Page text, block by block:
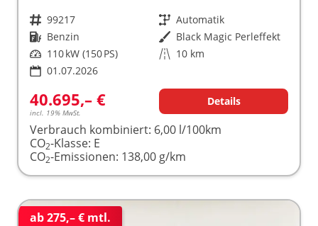
Fahrzeugnr. 99217 Getriebe Automatik
Kraftstoff Benzin Außenfarbe Black Magic Perleffekt
Leistung 110 kW (150 PS) Kilometerstand 10 km
01.07.2026
40.695,– €
incl. 19% MwSt.
Details
Verbrauch kombiniert: 6,00 l/100km
CO2-Klasse: E
CO2-Emissionen: 138,00 g/km
ab 275,– € mtl.